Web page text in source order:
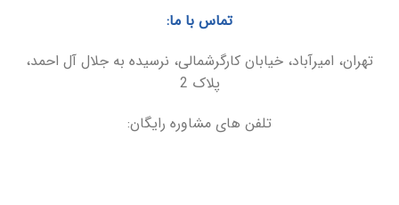
تماس با ما:
تهران، امیرآباد، خیابان کارگرشمالی، نرسیده به جلال آل احمد،
پلاک 2
تلفن های مشاوره رایگان: